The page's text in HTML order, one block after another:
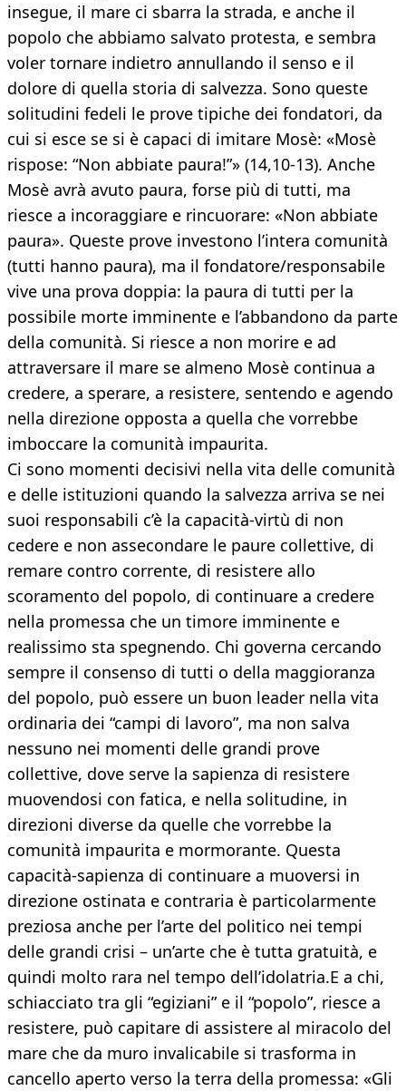
insegue, il mare ci sbarra la strada, e anche il
popolo che abbiamo salvato protesta, e sembra
voler tornare indietro annullando il senso e il
dolore di quella storia di salvezza. Sono queste
solitudini fedeli le prove tipiche dei fondatori, da
cui si esce se si è capaci di imitare Mosè: «Mosè
rispose: “Non abbiate paura!”» (14,10-13). Anche
Mosè avrà avuto paura, forse più di tutti, ma
riesce a incoraggiare e rincuorare: «Non abbiate
paura». Queste prove investono l’intera comunità
(tutti hanno paura), ma il fondatore/responsabile
vive una prova doppia: la paura di tutti per la
possibile morte imminente e l’abbandono da parte
della comunità. Si riesce a non morire e ad
attraversare il mare se almeno Mosè continua a
credere, a sperare, a resistere, sentendo e agendo
nella direzione opposta a quella che vorrebbe
imboccare la comunità impaurita.
Ci sono momenti decisivi nella vita delle comunità
e delle istituzioni quando la salvezza arriva se nei
suoi responsabili c’è la capacità-virtù di non
cedere e non assecondare le paure collettive, di
remare contro corrente, di resistere allo
scoramento del popolo, di continuare a credere
nella promessa che un timore imminente e
realissimo sta spegnendo. Chi governa cercando
sempre il consenso di tutti o della maggioranza
del popolo, può essere un buon leader nella vita
ordinaria dei “campi di lavoro”, ma non salva
nessuno nei momenti delle grandi prove
collettive, dove serve la sapienza di resistere
muovendosi con fatica, e nella solitudine, in
direzioni diverse da quelle che vorrebbe la
comunità impaurita e mormorante. Questa
capacità-sapienza di continuare a muoversi in
direzione ostinata e contraria è particolarmente
preziosa anche per l’arte del politico nei tempi
delle grandi crisi – un’arte che è tutta gratuità, e
quindi molto rara nel tempo dell’idolatria.E a chi,
schiacciato tra gli “egiziani” e il “popolo”, riesce a
resistere, può capitare di assistere al miracolo del
mare che da muro invalicabile si trasforma in
cancello aperto verso la terra della promessa: «Gli